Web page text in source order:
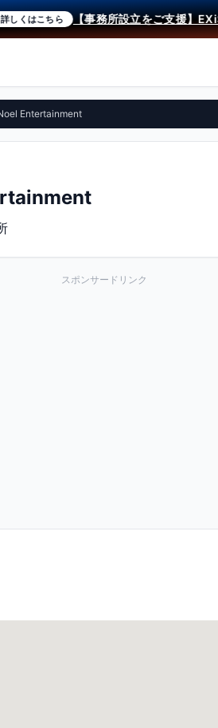
はこちら 【事務所設立をご支援】
Entertainment
スポンサードリンク